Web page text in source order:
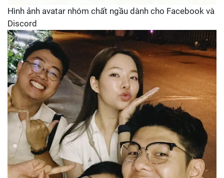
Hình ảnh avatar nhóm chất ngầu dành cho Facebook và
Discord